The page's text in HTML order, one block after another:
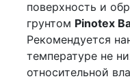
поверхность и
грунтом Pinotex
Рекомендуется
температуре не
относительной